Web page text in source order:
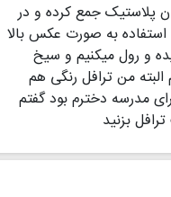
پلاستیک جمع کرده و در
به صورت عکس بالا
و رول میکنیم و سیخ
البته من ترافل رنگی هم
مدرسه دخترم بود گفتم
بزنید